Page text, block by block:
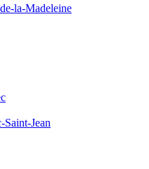
la-Madeleine
Saint-Jean